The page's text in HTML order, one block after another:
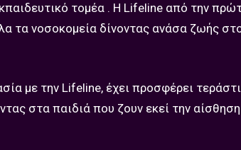
τομέα . Η Lifeline από την
τα νοσοκομεία δίνοντας ανάσα ζωής
με την Lifeline, έχει προσφέρει
στα παιδιά που ζουν εκεί την